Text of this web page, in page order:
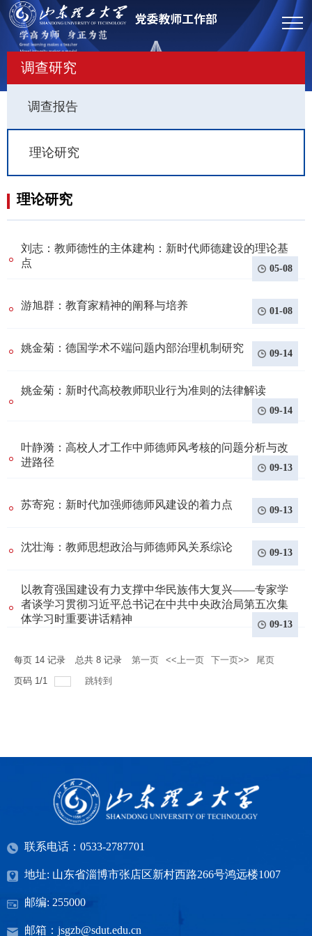
调查研究
调查报告
理论研究
理论研究
刘志：教师德性的主体建构：新时代师德建设的理论基
点
05-08
游旭群：教育家精神的阐释与培养 01-08
姚金菊：德国学术不端问题内部治理机制研究 09-14
姚金菊：新时代高校教师职业行为准则的法律解读
09-14
叶静漪：高校人才工作中师德师风考核的问题分析与改
进路径
09-13
苏寄宛：新时代加强师德师风建设的着力点 09-13
沈壮海：教师思想政治与师德师风关系综论 09-13
以教育强国建设有力支撑中华民族伟大复兴——专家学
者谈学习贯彻习近平总书记在中共中央政治局第五次集
体学习时重要讲话精神
09-13
每页 14 记录 总共 8 记录 第一页 <<上一页 下一页>>
尾页
页码 1/1 跳转到
联系电话：0533-2787701
地址: 山东省淄博市张店区新村西路266号鸿远楼1007
邮编: 255000
邮箱：jsgzb@sdut.edu.cn